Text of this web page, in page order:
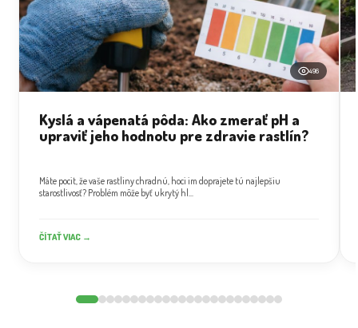
496
Kyslá a vápenatá pôda: Ako zmerať pH a
upraviť jeho hodnotu pre zdravie rastlín?
Máte pocit, že vaše rastliny chradnú, hoci im doprajete tú najlepšiu
starostlivosť? Problém môže byť ukrytý hl...
ČÍTAŤ VIAC →